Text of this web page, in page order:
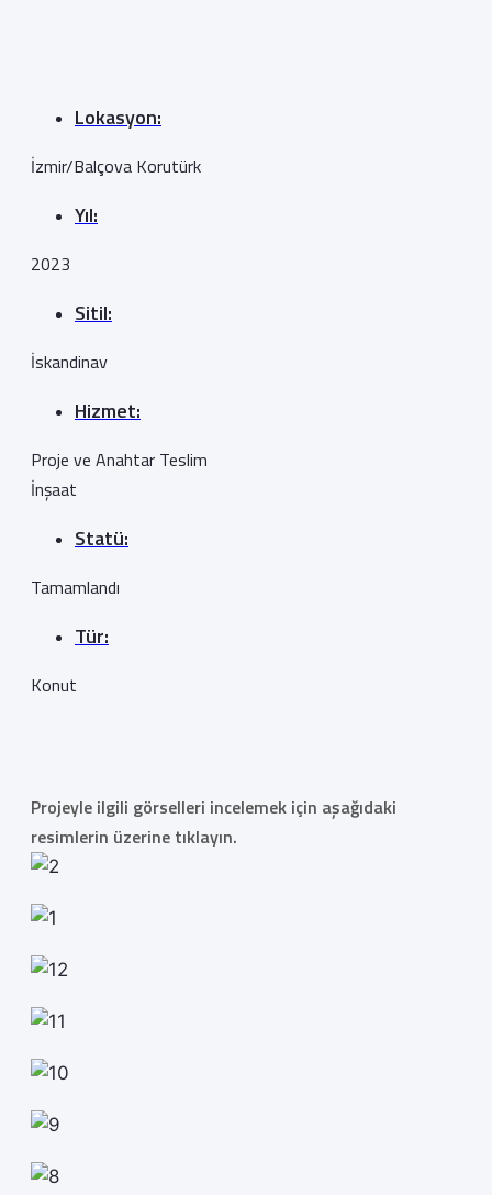
Lokasyon:
İzmir/Balçova Korutürk
Yıl:
2023
Sitil:
İskandinav
Hizmet:
Proje ve Anahtar Teslim
İnşaat
Statü:
Tamamlandı
Tür:
Konut
Projeyle ilgili görselleri incelemek için aşağıdaki
resimlerin üzerine tıklayın.